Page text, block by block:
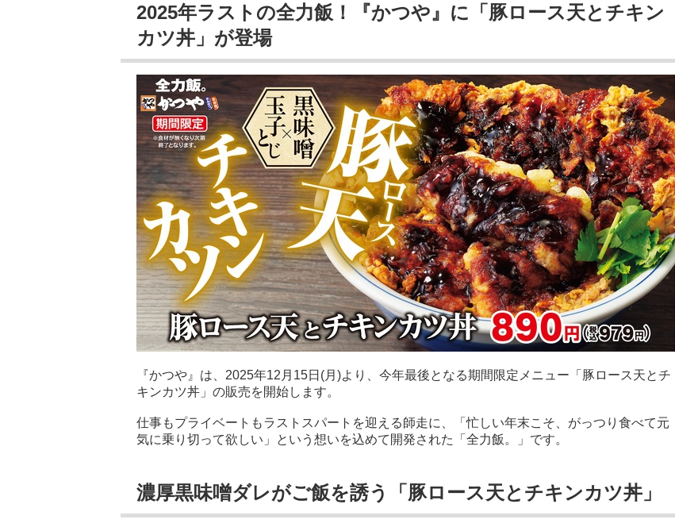
2025年ラストの全力飯！『かつや』に「豚ロース天とチキン
カツ丼」が登場
『かつや』は、2025年12月15日(月)より、今年最後となる期間限定メニュー「豚ロース天とチ
キンカツ丼」の販売を開始します。
仕事もプライベートもラストスパートを迎える師走に、「忙しい年末こそ、がっつり食べて元
気に乗り切って欲しい」という想いを込めて開発された「全力飯。」です。
濃厚黒味噌ダレがご飯を誘う「豚ロース天とチキンカツ丼」